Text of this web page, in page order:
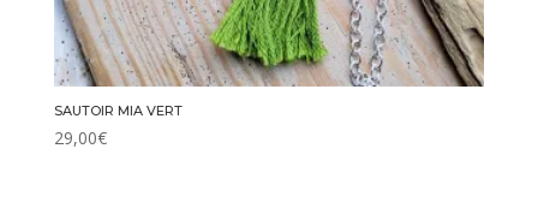
SAUTOIR MIA VERT
29,00€